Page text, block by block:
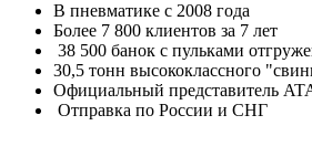
В пневматике с 2008 года
Более 7 800 клиентов за 7 лет
38 500 банок с пульками
30,5 тонн высококлассного
Официальный представитель
Отправка по России и СНГ